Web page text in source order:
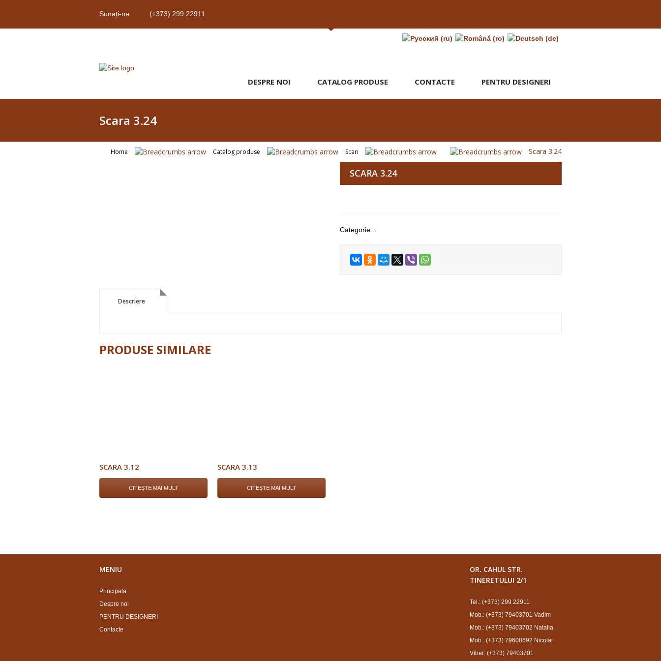
Sunați-ne (+373) 299 22911
DESPRE NOI CATALOG PRODUSE CONTACTE PENTRU DESIGNERI
Scara 3.24
Home Catalog produse Scari Scara 3.24
SCARA 3.24
Categorie: .
Descriere
Descriere
PRODUSE SIMILARE
SCARA 3.12
CITEȘTE MAI MULT
SCARA 3.13
CITEȘTE MAI MULT
MENIU
Principala
Despre noi
PENTRU DESIGNERI
Contacte
OR. CAHUL STR.
TINERETULUI 2/1
Tel.: (+373) 299 22911
Mob.: (+373) 79403701 Vadim
Mob.: (+373) 79403702 Natalia
Mob.: (+373) 79608692 Nicolai
Viber: (+373) 79403701